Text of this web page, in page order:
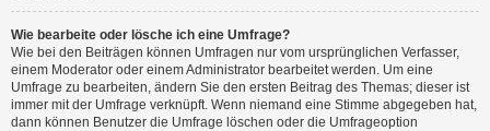
Wie bearbeite oder lösche ich eine Umfrage?
Wie bei den Beiträgen können Umfragen nur vom ursprünglichen Verfasser,
einem Moderator oder einem Administrator bearbeitet werden. Um eine
Umfrage zu bearbeiten, ändern Sie den ersten Beitrag des Themas; dieser ist
immer mit der Umfrage verknüpft. Wenn niemand eine Stimme abgegeben hat,
dann können Benutzer die Umfrage löschen oder die Umfrageoption